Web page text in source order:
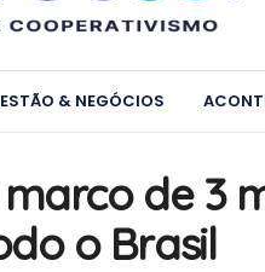
& NEGÓCIOS
de 3
o Brasil